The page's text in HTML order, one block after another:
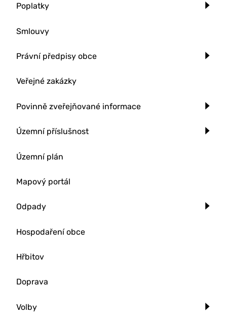
Poplatky
Smlouvy
Právní předpisy obce
Veřejné zakázky
Povinně zveřejňované informace
Územní příslušnost
Územní plán
Mapový portál
Odpady
Hospodaření obce
Hřbitov
Doprava
Volby